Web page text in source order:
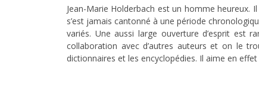
Jean-Marie Holderbach est un homme
s’est jamais cantonné à une période
variés. Une aussi large ouverture d’esprit est
collaboration avec d’autres auteurs et on le
dictionnaires et les encyclopédies. Il aime en